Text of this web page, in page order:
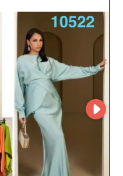
e semplificato al loro
moderna
fluido ed
di rispondere
imicoco
di offrire prezzi
di profitto per i
un'offerta attrattiva, non
ma anche
imicoco
di lavorare con un
del mercato della
a supportare la crescita
Con imicoco
con prodotti che